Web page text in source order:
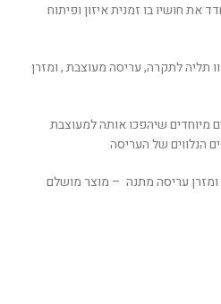
את חושיו בו זמנית איזון ופיתוח
מעוצבות, וו תליה לתקרה, עריסה מעוצבת , ומזרן
מיוחדים שיהפכו אותה למעוצבת
הנלווים של העריסה
עריסה מתנה – מוצר מושלם